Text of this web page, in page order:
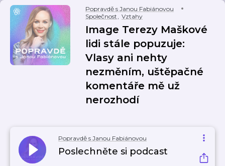
Popravdě s Janou Fabiánovou
Společnost, Vztahy
Image Terezy Maškové
lidi stále popuzuje:
Vlasy ani nehty
nezměním, uštěpačné
komentáře mě už
nerozhodí
Popravdě s Janou Fabiánovou
Poslechněte si podcast